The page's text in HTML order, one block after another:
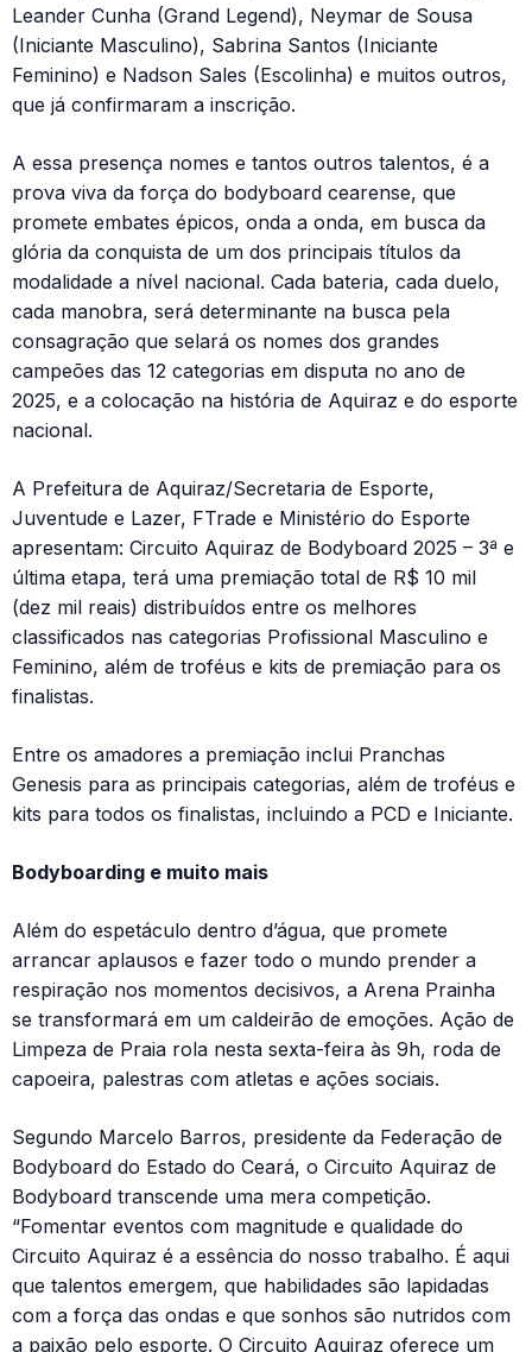
Leander Cunha (Grand Legend), Neymar de Sousa
(Iniciante Masculino), Sabrina Santos (Iniciante
Feminino) e Nadson Sales (Escolinha) e muitos outros,
que já confirmaram a inscrição.
A essa presença nomes e tantos outros talentos, é a
prova viva da força do bodyboard cearense, que
promete embates épicos, onda a onda, em busca da
glória da conquista de um dos principais títulos da
modalidade a nível nacional. Cada bateria, cada duelo,
cada manobra, será determinante na busca pela
consagração que selará os nomes dos grandes
campeões das 12 categorias em disputa no ano de
2025, e a colocação na história de Aquiraz e do esporte
nacional.
A Prefeitura de Aquiraz/Secretaria de Esporte,
Juventude e Lazer, FTrade e Ministério do Esporte
apresentam: Circuito Aquiraz de Bodyboard 2025 – 3ª e
última etapa, terá uma premiação total de R$ 10 mil
(dez mil reais) distribuídos entre os melhores
classificados nas categorias Profissional Masculino e
Feminino, além de troféus e kits de premiação para os
finalistas.
Entre os amadores a premiação inclui Pranchas
Genesis para as principais categorias, além de troféus e
kits para todos os finalistas, incluindo a PCD e Iniciante.
Bodyboarding e muito mais
Além do espetáculo dentro d’água, que promete
arrancar aplausos e fazer todo o mundo prender a
respiração nos momentos decisivos, a Arena Prainha
se transformará em um caldeirão de emoções. Ação de
Limpeza de Praia rola nesta sexta-feira às 9h, roda de
capoeira, palestras com atletas e ações sociais.
Segundo Marcelo Barros, presidente da Federação de
Bodyboard do Estado do Ceará, o Circuito Aquiraz de
Bodyboard transcende uma mera competição.
“Fomentar eventos com magnitude e qualidade do
Circuito Aquiraz é a essência do nosso trabalho. É aqui
que talentos emergem, que habilidades são lapidadas
com a força das ondas e que sonhos são nutridos com
a paixão pelo esporte. O Circuito Aquiraz oferece um